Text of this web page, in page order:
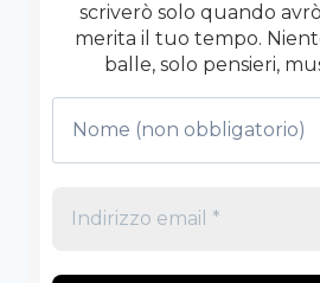
scriverò solo quando
merita il tuo tempo.
balle, solo pensieri,